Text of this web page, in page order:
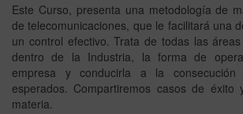
Este Curso, presenta una metodología de
de telecomunicaciones, que le facilitará una
un control efectivo. Trata de todas las
dentro de la Industria, la forma de
empresa y conducirla a la
esperados. Compartiremos casos de éxito
materia.